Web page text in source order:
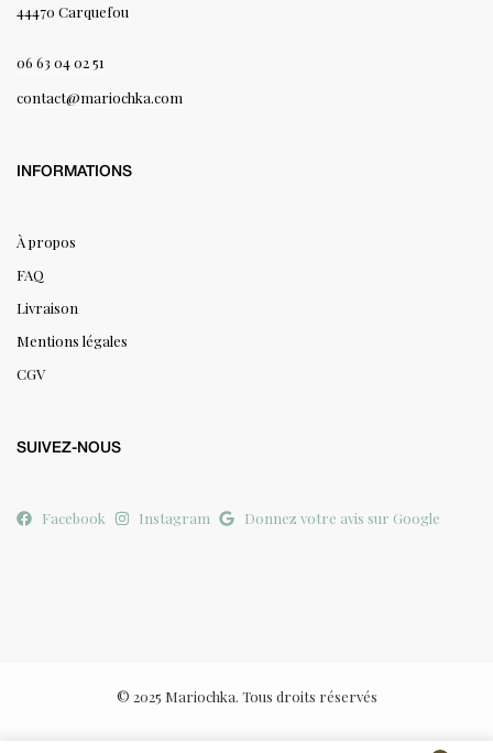
44470 Carquefou
06 63 04 02 51
contact@mariochka.com
INFORMATIONS
À propos
FAQ
Livraison
Mentions légales
CGV
SUIVEZ-NOUS
Facebook Instagram Donnez votre avis sur Google
© 2025 Mariochka. Tous droits réservés